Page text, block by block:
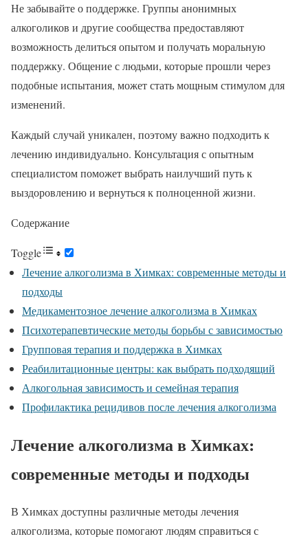
Не забывайте о поддержке. Группы анонимных
алкоголиков и другие сообщества предоставляют
возможность делиться опытом и получать моральную
поддержку. Общение с людьми, которые прошли через
подобные испытания, может стать мощным стимулом для
изменений.
Каждый случай уникален, поэтому важно подходить к
лечению индивидуально. Консультация с опытным
специалистом поможет выбрать наилучший путь к
выздоровлению и вернуться к полноценной жизни.
Содержание
Toggle
Лечение алкоголизма в Химках: современные методы и
подходы
Медикаментозное лечение алкоголизма в Химках
Психотерапевтические методы борьбы с зависимостью
Групповая терапия и поддержка в Химках
Реабилитационные центры: как выбрать подходящий
Алкогольная зависимость и семейная терапия
Профилактика рецидивов после лечения алкоголизма
Лечение алкоголизма в Химках:
современные методы и подходы
В Химках доступны различные методы лечения
алкоголизма, которые помогают людям справиться с